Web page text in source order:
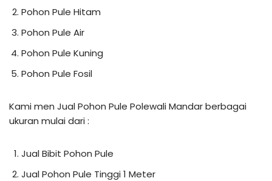
Pohon Pule Hitam
Pohon Pule Air
Pohon Pule Kuning
Pohon Pule Fosil
Kami men Jual Pohon Pule Polewali Mandar berbagai
ukuran mulai dari :
Jual Bibit Pohon Pule
Jual Pohon Pule Tinggi 1 Meter